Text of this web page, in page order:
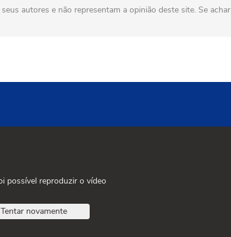
autores e não representam a opinião deste site. Se achar
possível reproduzir o vídeo
Tentar novamente